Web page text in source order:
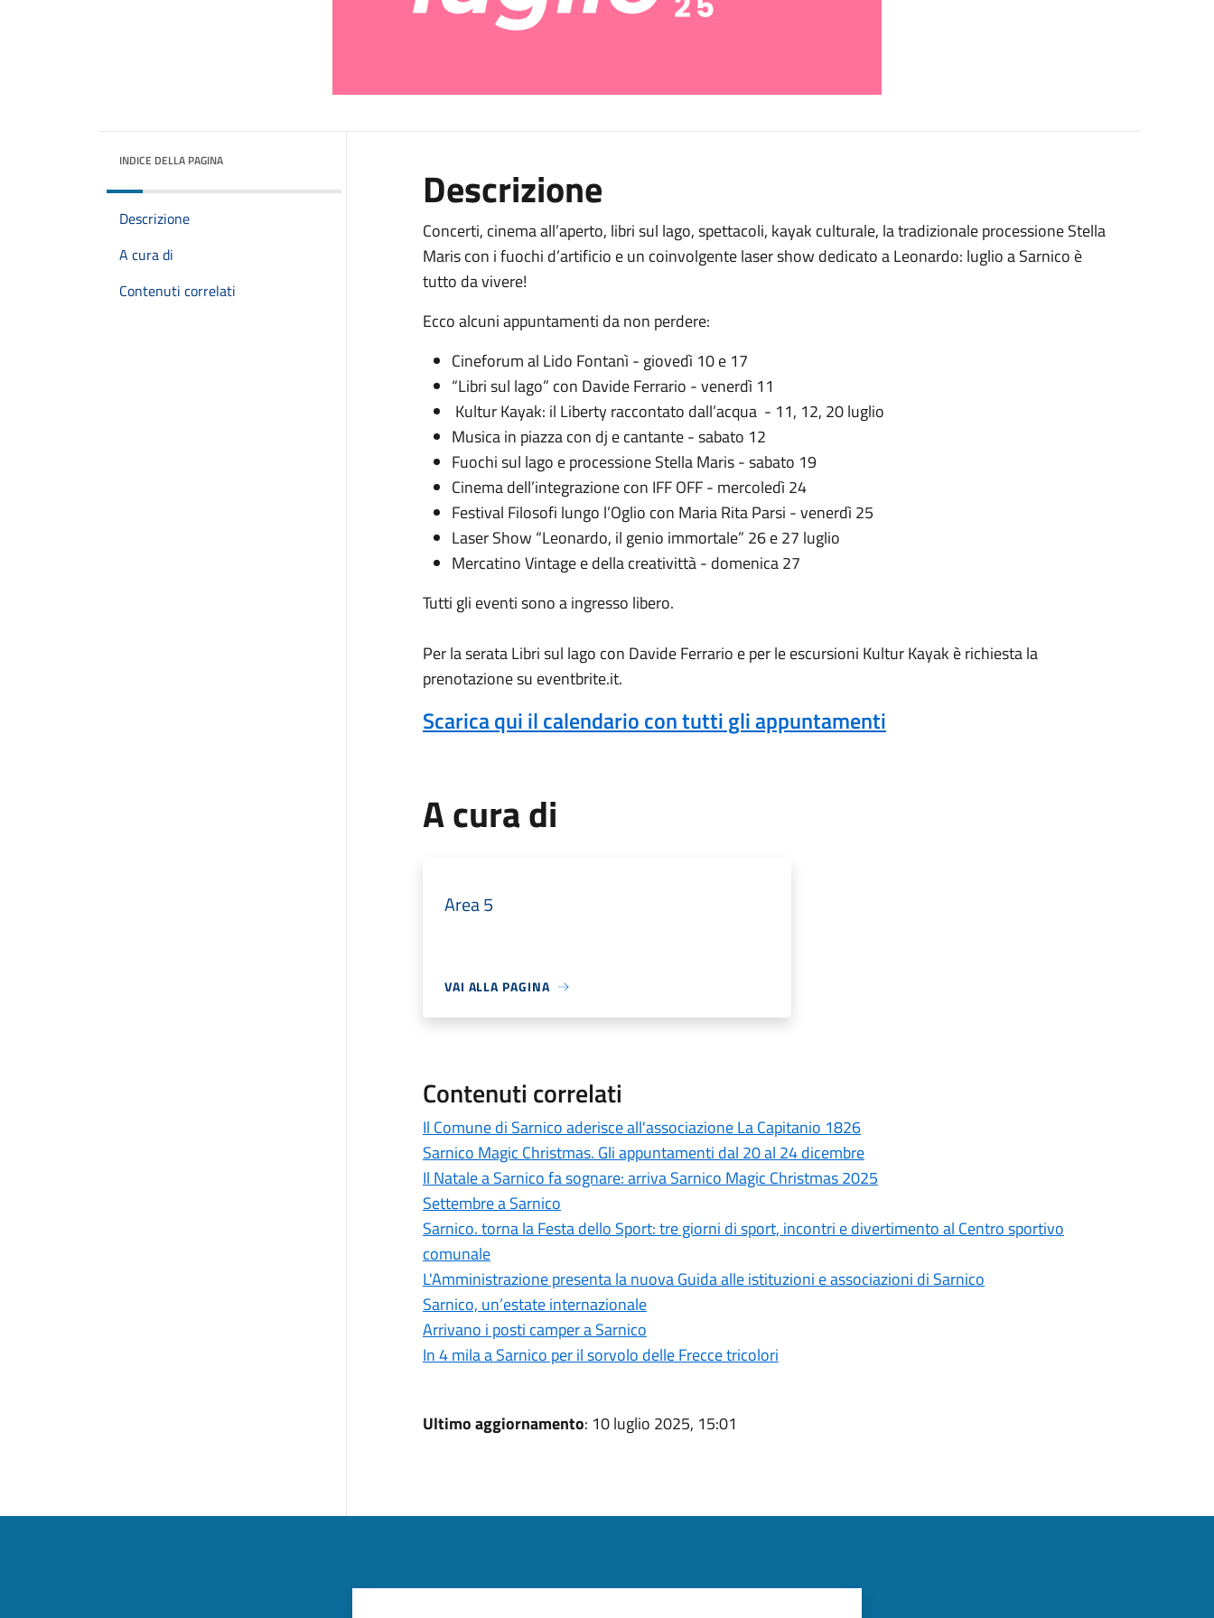
INDICE DELLA PAGINA
Descrizione
A cura di
Contenuti correlati
Descrizione
Concerti, cinema all’aperto, libri sul lago, spettacoli, kayak culturale, la tradizionale processione Stella
Maris con i fuochi d’artificio e un coinvolgente laser show dedicato a Leonardo: luglio a Sarnico è
tutto da vivere!
Ecco alcuni appuntamenti da non perdere:
Cineforum al Lido Fontanì - giovedì 10 e 17
“Libri sul lago” con Davide Ferrario - venerdì 11
Kultur Kayak: il Liberty raccontato dall’acqua - 11, 12, 20 luglio
Musica in piazza con dj e cantante - sabato 12
Fuochi sul lago e processione Stella Maris - sabato 19
Cinema dell’integrazione con IFF OFF - mercoledì 24
Festival Filosofi lungo l’Oglio con Maria Rita Parsi - venerdì 25
Laser Show “Leonardo, il genio immortale” 26 e 27 luglio
Mercatino Vintage e della creativittà - domenica 27
Tutti gli eventi sono a ingresso libero.
Per la serata Libri sul lago con Davide Ferrario e per le escursioni Kultur Kayak è richiesta la
prenotazione su eventbrite.it.
Scarica qui il calendario con tutti gli appuntamenti
A cura di
Area 5
VAI ALLA PAGINA
Contenuti correlati
Il Comune di Sarnico aderisce all'associazione La Capitanio 1826
Sarnico Magic Christmas. Gli appuntamenti dal 20 al 24 dicembre
Il Natale a Sarnico fa sognare: arriva Sarnico Magic Christmas 2025
Settembre a Sarnico
Sarnico. torna la Festa dello Sport: tre giorni di sport, incontri e divertimento al Centro sportivo
comunale
L'Amministrazione presenta la nuova Guida alle istituzioni e associazioni di Sarnico
Sarnico, un’estate internazionale
Arrivano i posti camper a Sarnico
In 4 mila a Sarnico per il sorvolo delle Frecce tricolori
Ultimo aggiornamento: 10 luglio 2025, 15:01